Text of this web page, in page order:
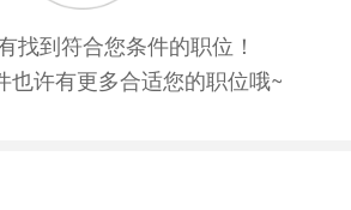
找到符合您条件的职位！
也许有更多合适您的职位哦~